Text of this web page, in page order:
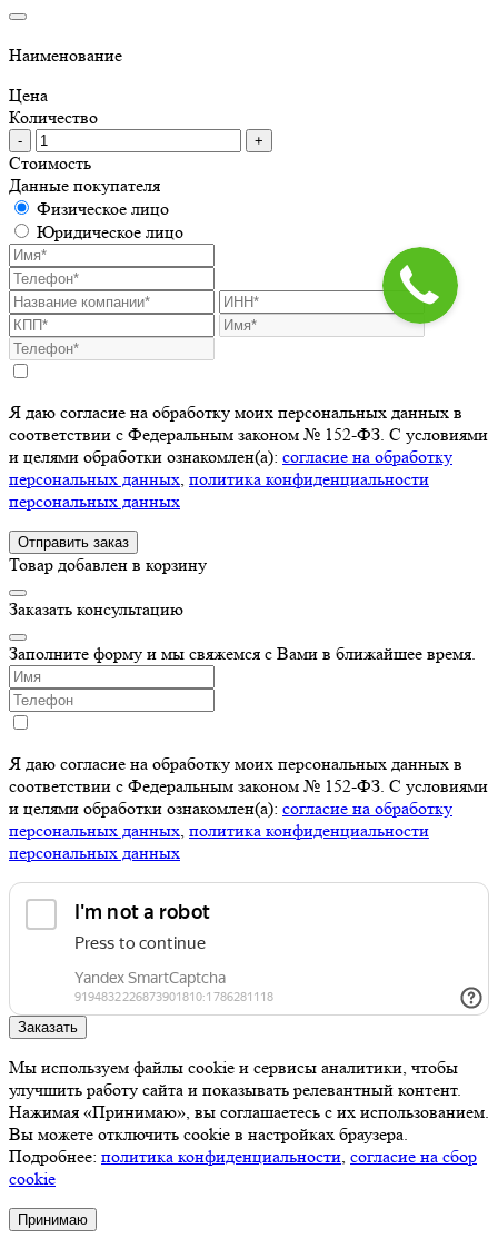
Наименование
Цена
Количество
- +
Стоимость
Данные покупателя
Физическое лицо
Юридическое лицо
Я даю согласие на обработку моих персональных данных в
соответствии с Федеральным законом № 152-ФЗ. С условиями
и целями обработки ознакомлен(а): cогласие на обработку
персональных данных политика конфиденциальности
персональных данных
Отправить заказ
Товар добавлен в корзину
Заказать консультацию
Заполните форму и мы свяжемся с Вами в ближайшее время.
Я даю согласие на обработку моих персональных данных в
соответствии с Федеральным законом № 152-ФЗ. С условиями
и целями обработки ознакомлен(а): cогласие на обработку
персональных данных политика конфиденциальности
персональных данных
Заказать
Мы используем файлы cookie и сервисы аналитики, чтобы
улучшить работу сайта и показывать релевантный контент.
Нажимая «Принимаю», вы соглашаетесь с их использованием.
Вы можете отключить cookie в настройках браузера.
Подробнее: политика конфиденциальности согласие на сбор
cookie
Принимаю